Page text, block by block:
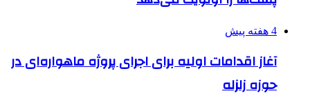
4 هفته پیش
آغاز اقدامات اولیه برای اجرای پروژه ماهواره‌ای در
حوزه زلزله